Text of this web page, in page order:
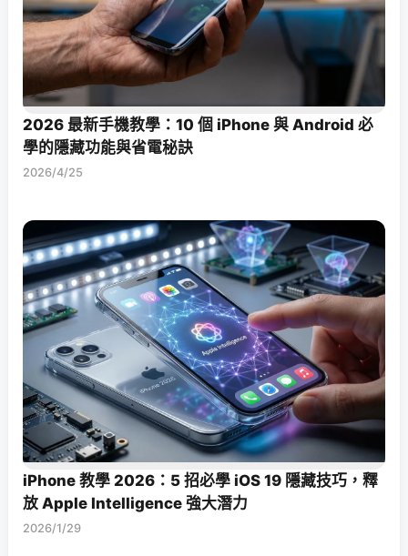
2026 最新手機教學：10 個 iPhone 與 Android 必
學的隱藏功能與省電秘訣
2026/4/25
iPhone 教學 2026：5 招必學 iOS 19 隱藏技巧，釋
放 Apple Intelligence 強大潛力
2026/1/29